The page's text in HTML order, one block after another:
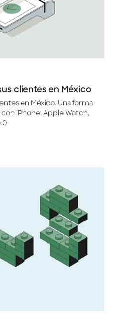
clientes en México
en México. Una forma
iPhone, Apple Watch,